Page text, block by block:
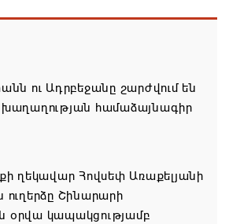
ու Ադրբեջանը շարժվում են
համաձայնագիր
ղեկավար Հովսեփ Առաքելյանի
Շինարարի
օրվա կապակցությամբ